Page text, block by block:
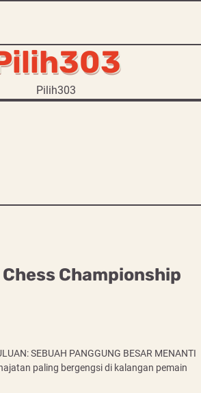
Pilih303
Championship
SEBUAH PANGGUNG BESAR MENANTI
paling bergengsi di kalangan pemain